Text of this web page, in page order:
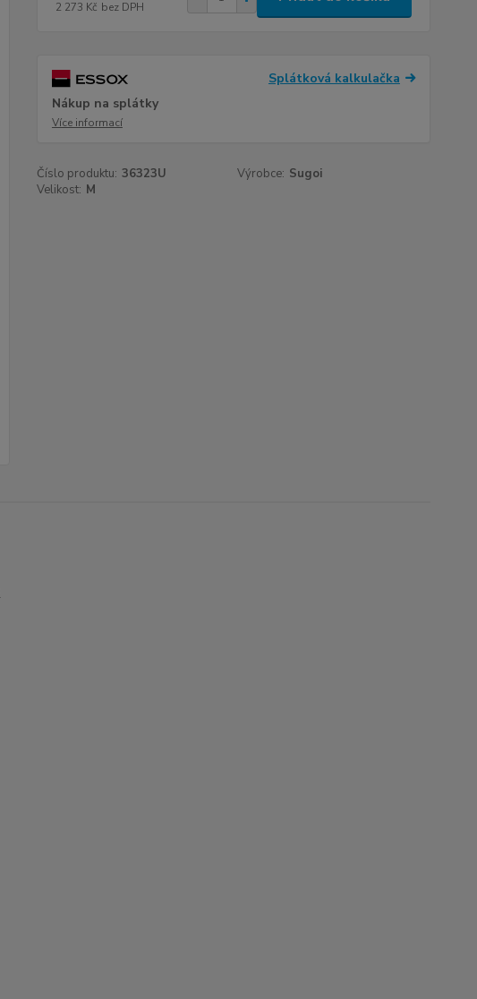
2 273 Kč bez DPH
Splátková kalkulačka
Nákup na splátky
Více informací
Číslo produktu: 36323U Výrobce: Sugoi
Velikost: M